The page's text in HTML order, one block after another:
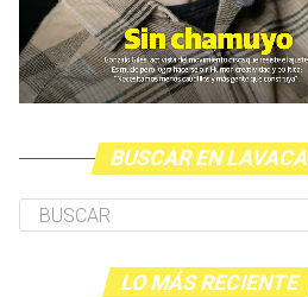
BUSCAR EN LAVACA
LO MÁS RECIENTE